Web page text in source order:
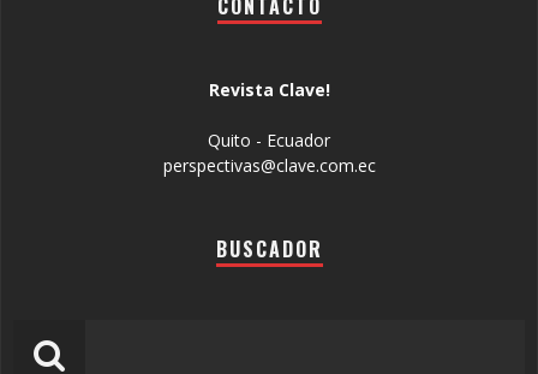
Revista Clave!
Quito - Ecuador
perspectivas@clave.com.ec
BUSCADOR